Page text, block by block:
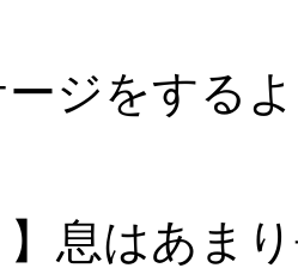
ジをする
】息はあま